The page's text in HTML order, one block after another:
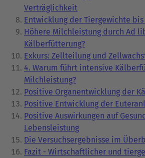
Verträglichkeit
Entwicklung der Tiergewichte bis
Höhere Milchleistung durch Ad
Kälberfütterung?
Exkurs: Zellteilung und
4. Warum führt intensive
Milchleistung?
Positive Organentwicklung der
Positive Entwicklung der
Positive Auswirkungen auf
Lebensleistung
Die Versuchsergebnisse im
Fazit - Wirtschaftlicher und